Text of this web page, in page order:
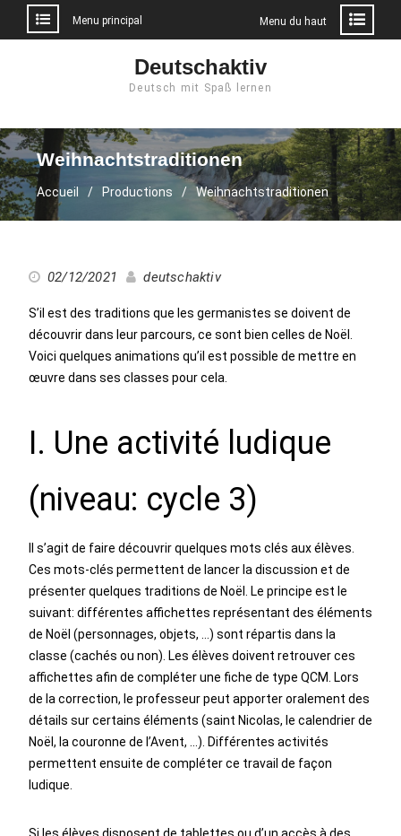
Menu principal Menu du haut
Deutschaktiv
Deutsch mit Spaß lernen
Weihnachtstraditionen
Accueil Productions Weihnachtstraditionen
02/12/2021 deutschaktiv
S’il est des traditions que les germanistes se doivent de
découvrir dans leur parcours, ce sont bien celles de Noël.
Voici quelques animations qu’il est possible de mettre en
œuvre dans ses classes pour cela.
I. Une activité ludique
(niveau: cycle 3)
Il s’agit de faire découvrir quelques mots clés aux élèves.
Ces mots-clés permettent de lancer la discussion et de
présenter quelques traditions de Noël. Le principe est le
suivant: différentes affichettes représentant des éléments
de Noël (personnages, objets, …) sont répartis dans la
classe (cachés ou non). Les élèves doivent retrouver ces
affichettes afin de compléter une fiche de type QCM. Lors
de la correction, le professeur peut apporter oralement des
détails sur certains éléments (saint Nicolas, le calendrier de
Noël, la couronne de l’Avent, …). Différentes activités
permettent ensuite de compléter ce travail de façon
ludique.